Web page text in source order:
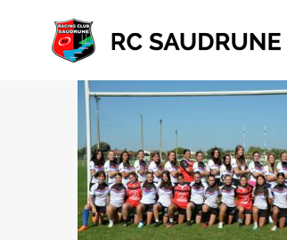
contenu